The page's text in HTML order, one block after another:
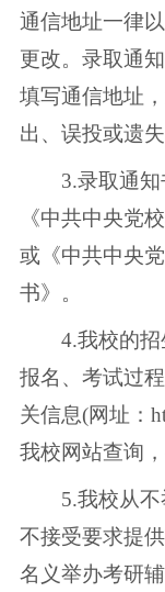
通信地址一律
更改。录取通
填写通信地址
出、误投或遗失
3.录取通知
《中共中央党
或《中共中央
书》。
4.我校的招
报名、考试过
关信息(网址：
我校网站查询
5.我校从不
不接受要求提
名义举办考研